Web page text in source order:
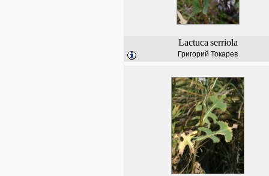
Lactuca serriola
Григорий Токарев